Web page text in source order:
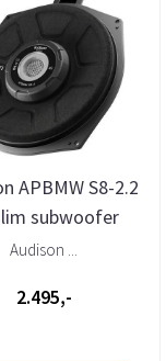
APBMW S8-2.2
subwoofer
Mini 2 Ohm (stk)
Audison ...
2.495,-